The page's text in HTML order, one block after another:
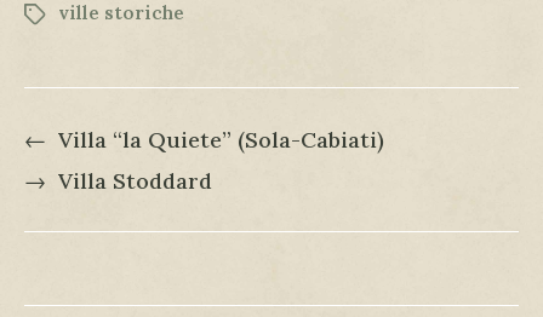
ville storiche
← Villa “la Quiete” (Sola-Cabiati)
→ Villa Stoddard